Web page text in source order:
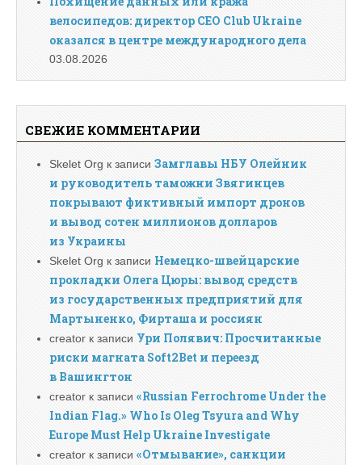
велосипедов: директор CEO Club Ukraine
оказался в центре международного дела
03.08.2026
СВЕЖИЕ КОММЕНТАРИИ
Skelet Org к записи Замглавы НБУ Олейник
и руководитель таможни Звягинцев
покрывают фиктивный импорт дронов
и вывод сотен миллионов долларов
из Украины
Skelet Org к записи Немецко-швейцарские
прокладки Олега Цюры: вывод средств
из государственных предприятий для
Мартыненко, Фирташа и россиян
creator к записи Ури Полявич: Просчитанные
риски магната Soft2Bet и переезд
в Вашингтон
creator к записи «Russian Ferrochrome Under the
Indian Flag.» Who Is Oleg Tsyura and Why
Europe Must Help Ukraine Investigate
creator к записи «Отмывание», санкции